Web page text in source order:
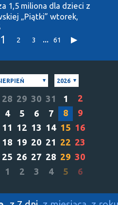
1,5 miliona dla dzieci z
„Piątki” wtorek,
1 2 3 ... 61
2026
28 29 30 31 1
2
4 5 6 7 8
9
11 12 13 14 15 16
18 19 20 21 22 23
25 26 27 28 29 30
1 2 3 4 5 6